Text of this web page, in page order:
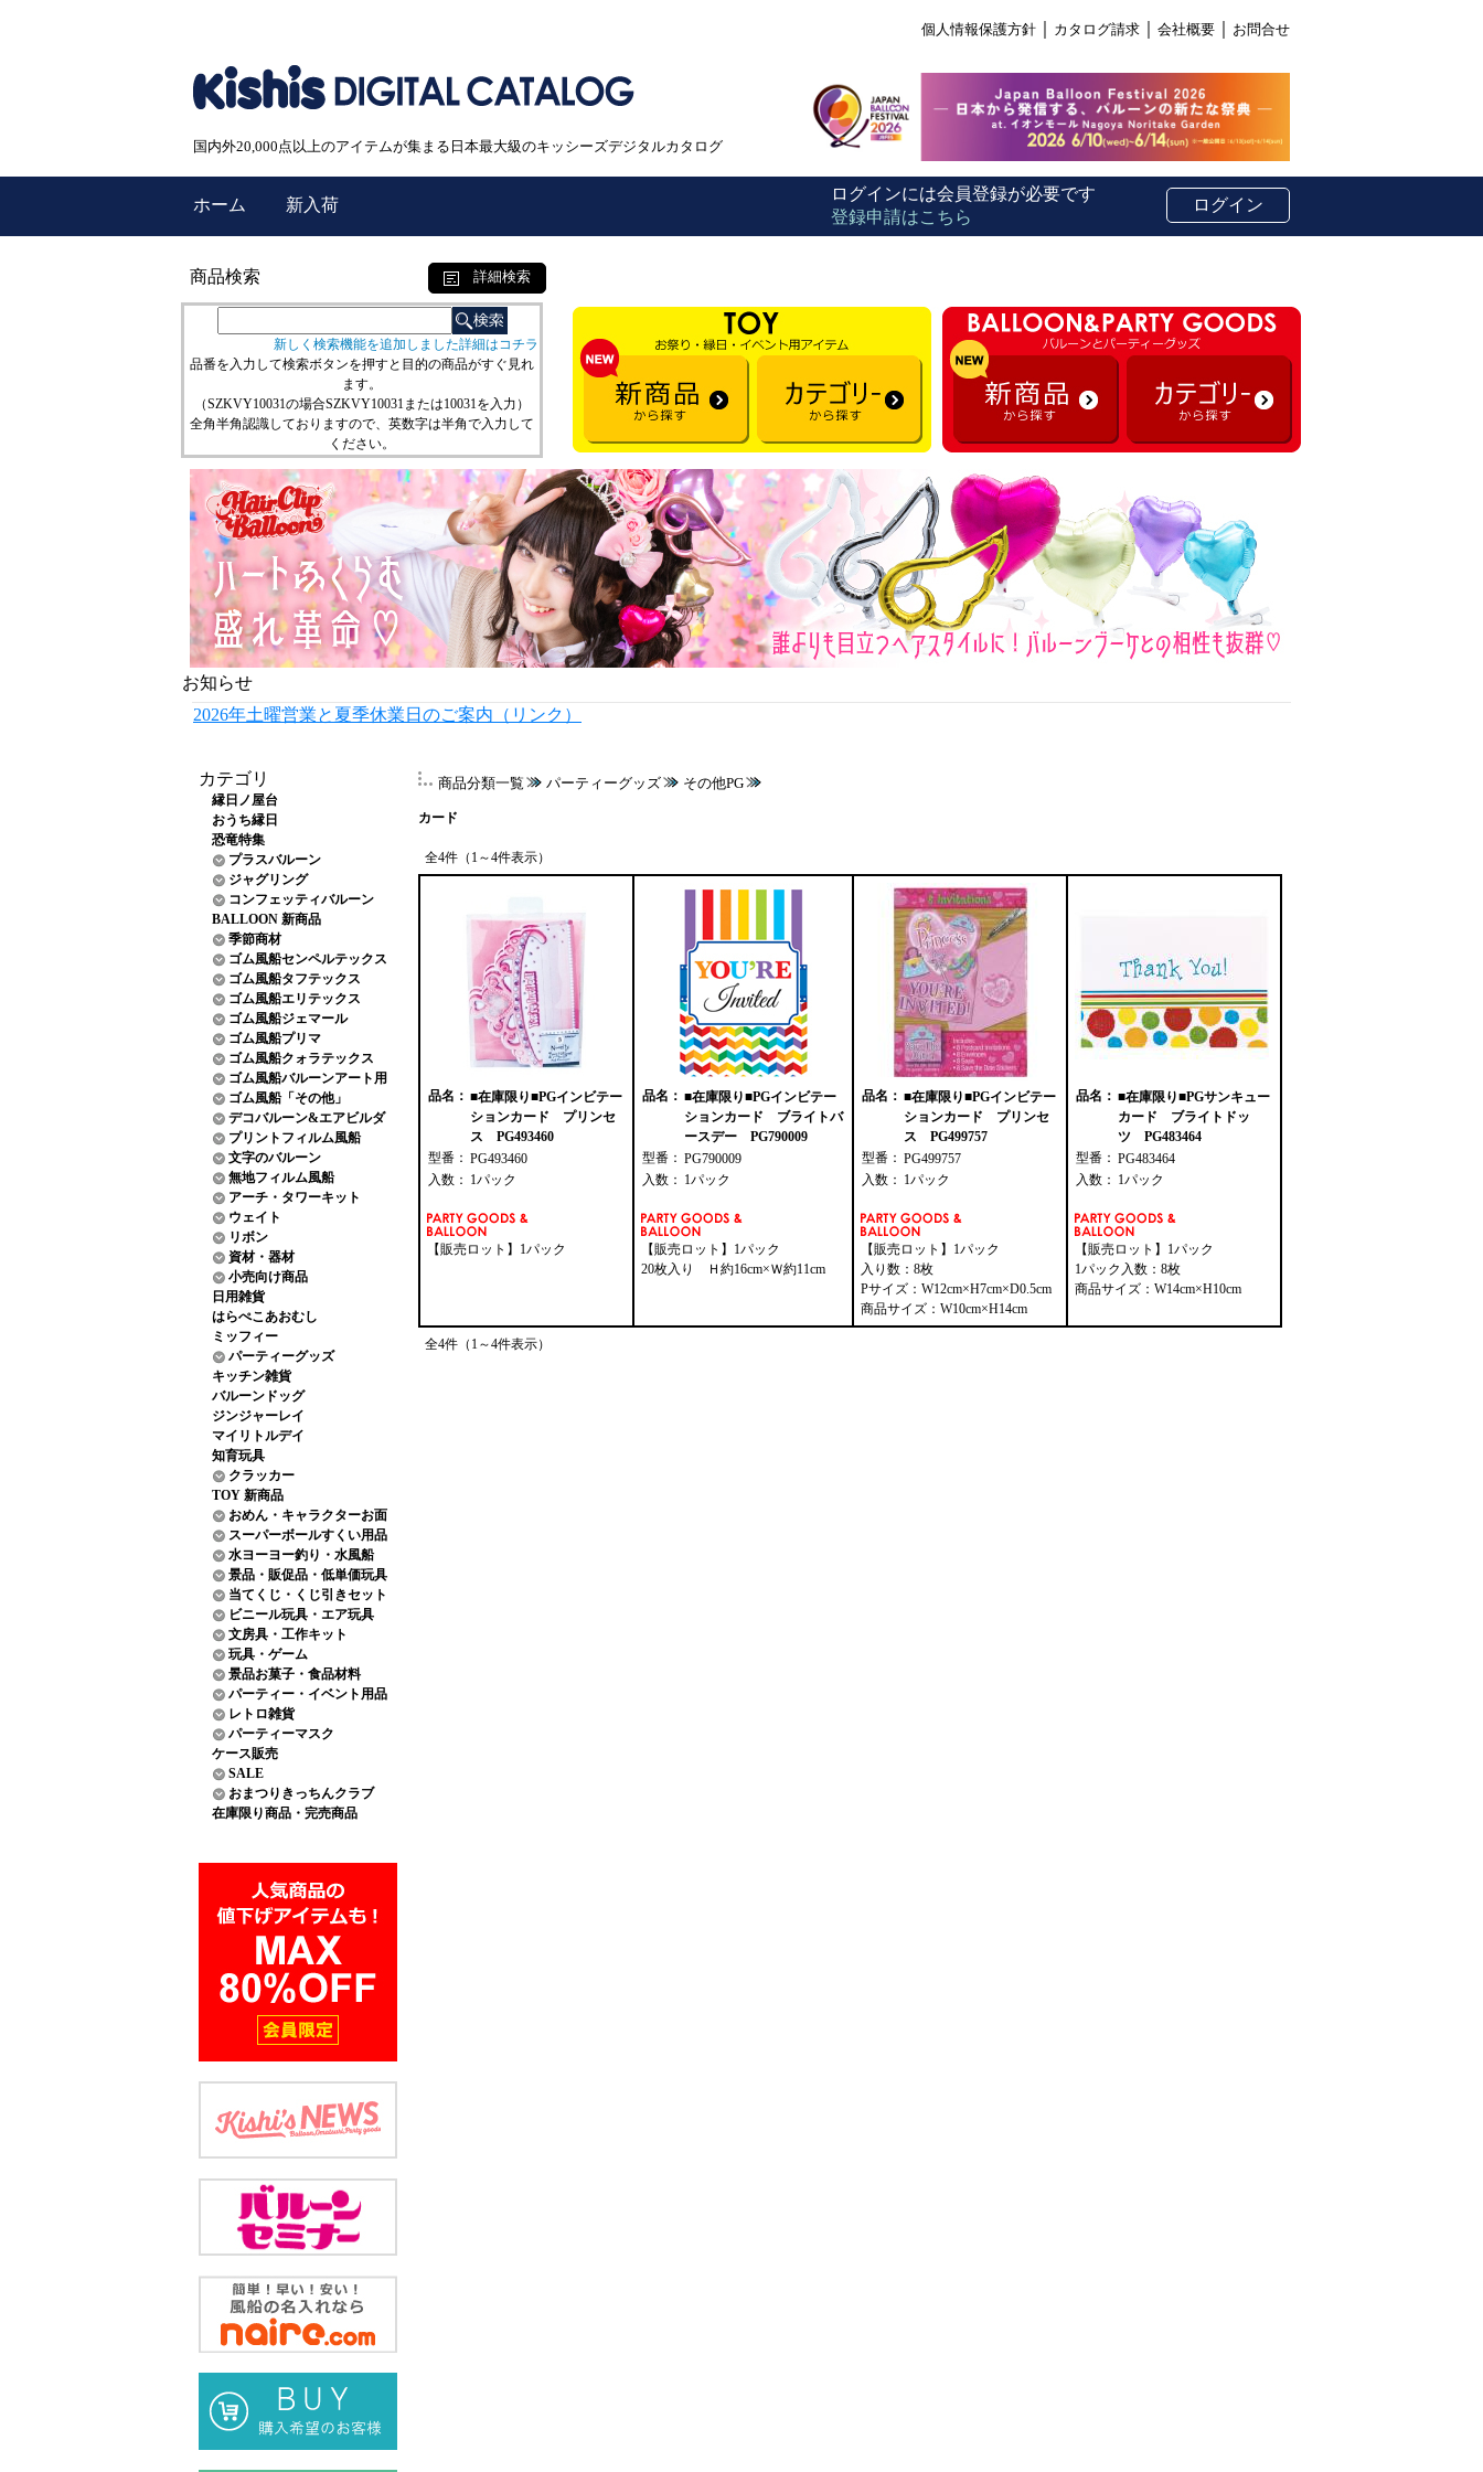
個人情報保護方針 カタログ請求 会社概要 お問合せ
国内外20,000点以上のアイテムが集まる日本最大級のキッシーズデジタルカタログ
ホーム 新入荷
ログインには会員登録が必要です
登録申請はこちら
ログイン
商品検索 詳細検索
新しく検索機能を追加しました詳細はコチラ
品番を入力して検索ボタンを押すと目的の商品がすぐ見れ
ます。
（SZKVY10031の場合SZKVY10031または10031を入力）
全角半角認識しておりますので、英数字は半角で入力して
ください。
お知らせ
2026年土曜営業と夏季休業日のご案内（リンク）
カテゴリ
縁日ノ屋台
おうち縁日
恐竜特集
プラスバルーン
ジャグリング
コンフェッティバルーン
BALLOON 新商品
季節商材
ゴム風船センペルテックス
ゴム風船タフテックス
ゴム風船エリテックス
ゴム風船ジェマール
ゴム風船プリマ
ゴム風船クォラテックス
ゴム風船バルーンアート用
ゴム風船「その他」
デコバルーン&エアビルダ
プリントフィルム風船
文字のバルーン
無地フィルム風船
アーチ・タワーキット
ウェイト
リボン
資材・器材
小売向け商品
日用雑貨
はらぺこあおむし
ミッフィー
パーティーグッズ
キッチン雑貨
バルーンドッグ
ジンジャーレイ
マイリトルデイ
知育玩具
クラッカー
TOY 新商品
おめん・キャラクターお面
スーパーボールすくい用品
水ヨーヨー釣り・水風船
景品・販促品・低単価玩具
当てくじ・くじ引きセット
ビニール玩具・エア玩具
文房具・工作キット
玩具・ゲーム
景品お菓子・食品材料
パーティー・イベント用品
レトロ雑貨
パーティーマスク
ケース販売
SALE
おまつりきっちんクラブ
在庫限り商品・完売商品
商品分類一覧 パーティーグッズ その他PG
カード
全4件（1～4件表示）
品名： ■在庫限り■PGインビテー
ションカード プリンセ
ス PG493460
型番： PG493460
入数： 1パック
【販売ロット】1パック
品名： ■在庫限り■PGインビテー
ションカード ブライトバ
ースデー PG790009
型番： PG790009
入数： 1パック
【販売ロット】1パック
20枚入り Ｈ約16cm×Ｗ約11cm
品名： ■在庫限り■PGインビテー
ションカード プリンセ
ス PG499757
型番： PG499757
入数： 1パック
【販売ロット】1パック
入り数：8枚
Pサイズ：W12cm×H7cm×D0.5cm
商品サイズ：W10cm×H14cm
品名： ■在庫限り■PGサンキュー
カード ブライトドッ
ツ PG483464
型番： PG483464
入数： 1パック
【販売ロット】1パック
1パック入数：8枚
商品サイズ：W14cm×H10cm
全4件（1～4件表示）